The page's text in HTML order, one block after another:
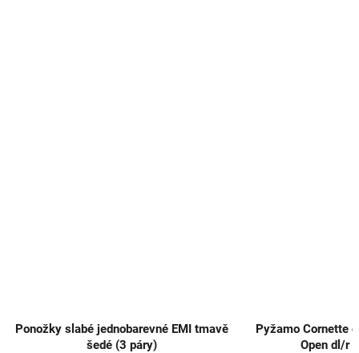
Ponožky slabé jednobarevné EMI tmavě
šedé (3 páry)
Pyžamo Cornette
Open dl/r